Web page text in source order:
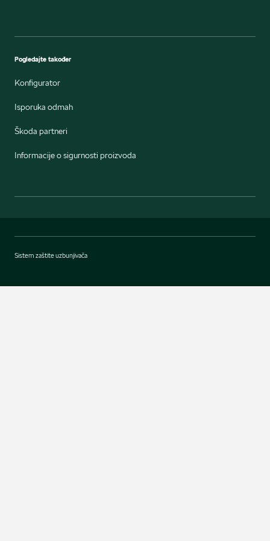
Pogledajte također
Konfigurator
Isporuka odmah
Škoda partneri
Informacije o sigurnosti proizvoda
Sistem zaštite uzbunjivača